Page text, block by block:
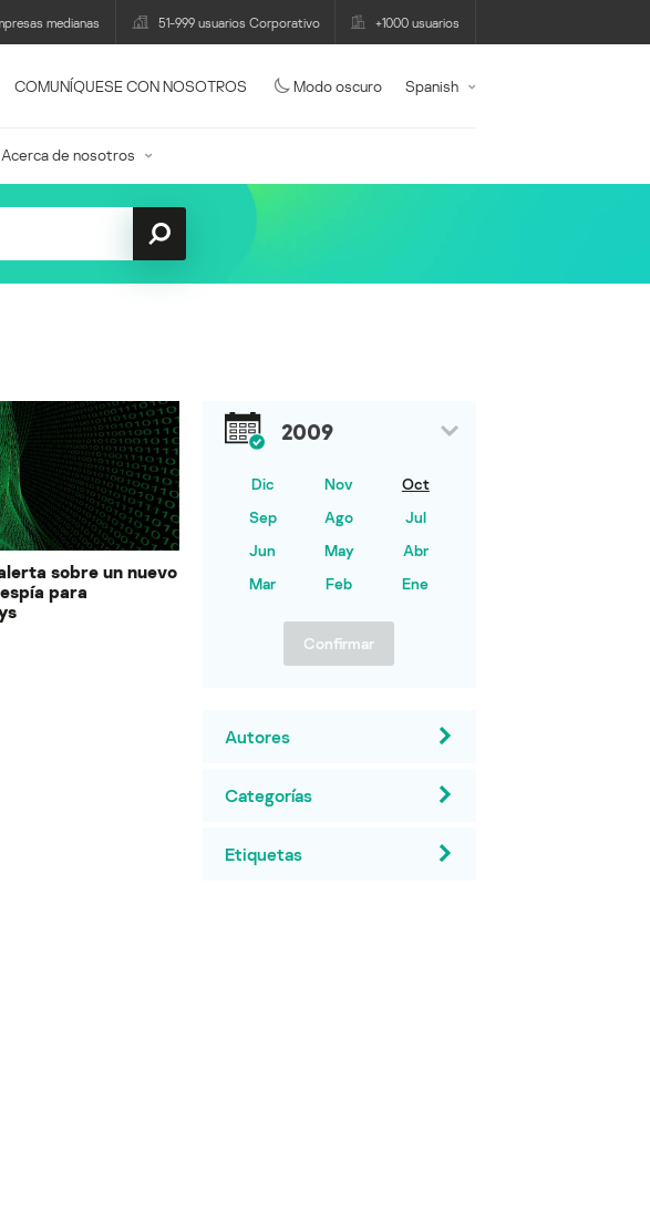
medianas 51-999 usuarios Corporativo +1000 usuarios
COMUNÍQUESE CON NOSOTROS Modo oscuro Spanish
Acerca de nosotros
sobre un nuevo
para
2009
Dic Nov
Oct
Sep
Ago
Jul
Jun
May
Abr
Mar
Feb Ene
Confirmar
Autores
Categorías
Etiquetas